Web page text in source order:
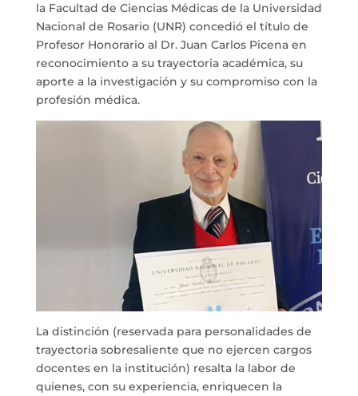
la Facultad de Ciencias Médicas de la Universidad
Nacional de Rosario (UNR) concedió el título de
Profesor Honorario al Dr. Juan Carlos Picena en
reconocimiento a su trayectoria académica, su
aporte a la investigación y su compromiso con la
profesión médica.
La distinción (reservada para personalidades de
trayectoria sobresaliente que no ejercen cargos
docentes en la institución) resalta la labor de
quienes, con su experiencia, enriquecen la